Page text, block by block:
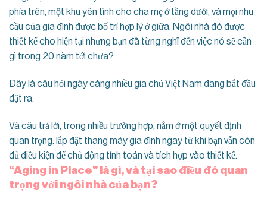
phía trên, một khu yên tĩnh cho cha mẹ ở tầng dưới, và mọi nhu
cầu của gia đình được bố trí hợp lý ở giữa. Ngôi nhà đó được
thiết kế cho hiện tại nhưng bạn đã từng nghĩ đến việc nó sẽ cần
gì trong 20 năm tới chưa?
Đây là câu hỏi ngày càng nhiều gia chủ Việt Nam đang bắt đầu
đặt ra.
Và câu trả lời, trong nhiều trường hợp, nằm ở một quyết định
quan trọng: lắp đặt thang máy gia đình ngay từ khi bạn vẫn còn
đủ điều kiện để chủ động tính toán và tích hợp vào thiết kế.
“Aging in Place” là gì, và tại sao điều đó quan
trọng với ngôi nhà của bạn?